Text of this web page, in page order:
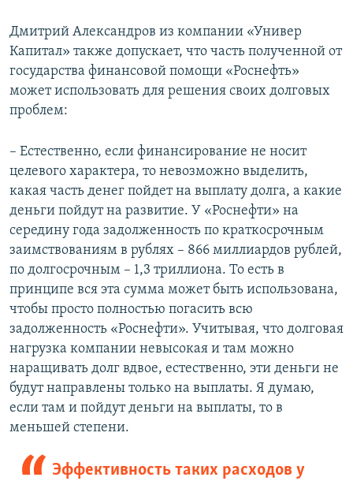
Дмитрий Александров из компании «Универ
Капитал» также допускает, что часть полученной от
государства финансовой помощи «Роснефть»
может использовать для решения своих долговых
проблем:
– Естественно, если финансирование не носит
целевого характера, то невозможно выделить,
какая часть денег пойдет на выплату долга, а какие
деньги пойдут на развитие. У «Роснефти» на
середину года задолженность по краткосрочным
заимствованиям в рублях – 866 миллиардов рублей,
по долгосрочным – 1,3 триллиона. То есть в
принципе вся эта сумма может быть использована,
чтобы просто полностью погасить всю
задолженность «Роснефти». Учитывая, что долговая
нагрузка компании невысокая и там можно
наращивать долг вдвое, естественно, эти деньги не
будут направлены только на выплаты. Я думаю,
если там и пойдут деньги на выплаты, то в
меньшей степени.
Эффективность таких расходов у